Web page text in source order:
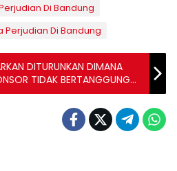
Di Bandung
Perjudian Di Bandung
DITURUNKAN DIMANA
TIDAK BERTANGGUNG